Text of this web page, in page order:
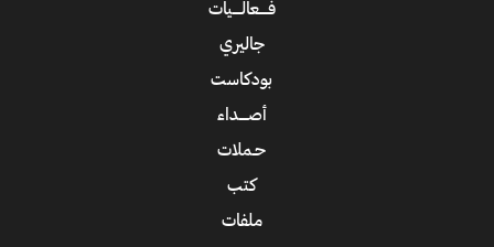
فــــعالــــيات
جاليري
بودكاست
أصــــداء
حـملات
كتب
ملفات